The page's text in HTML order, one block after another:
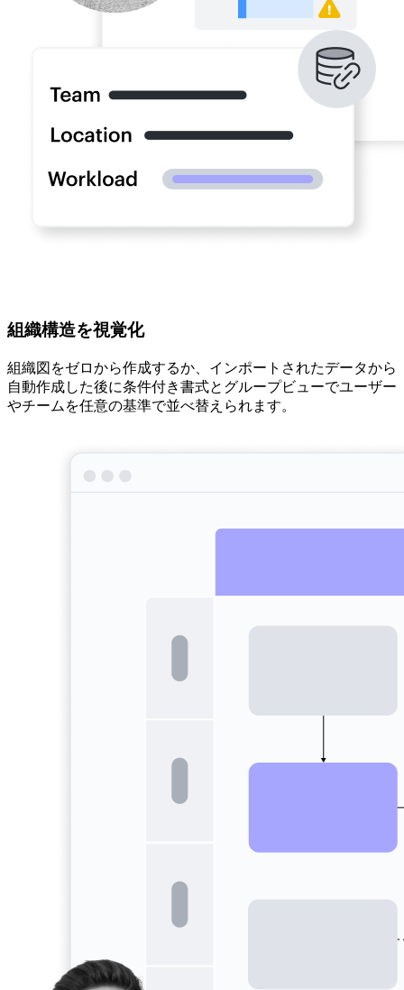
組織構造を視覚化
組織図をゼロから作成するか、インポートされたデータから
自動作成した後に条件付き書式とグループビューでユーザー
やチームを任意の基準で並べ替えられます。